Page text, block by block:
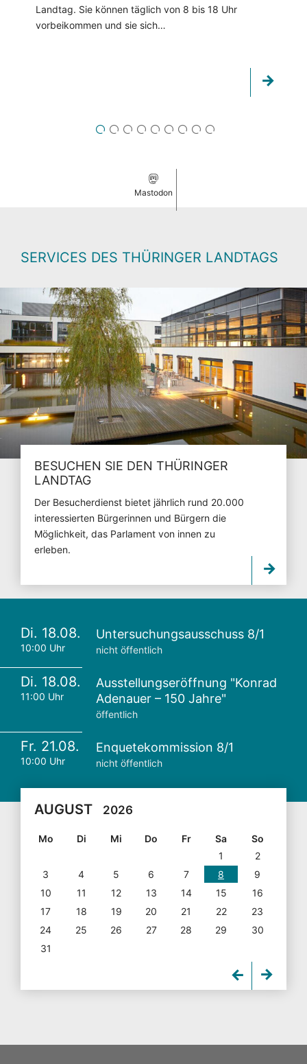
Landtag. Sie können täglich von 8 bis 18 Uhr
vorbeikommen und sie sich…
1 2 3 4 5 6 7 8
Mastodon
SERVICES DES THÜRINGER LANDTAGS
BESUCHEN SIE DEN THÜRINGER
LANDTAG
Der Besucherdienst bietet jährlich rund 20.000
interessierten Bürgerinnen und Bürgern die
Möglichkeit, das Parlament von innen zu
erleben.
Di. 18.08.
10:00 Uhr
Untersuchungsausschuss 8/1
nicht öffentlich
Di. 18.08.
11:00 Uhr
Ausstellungseröffnung "Konrad
Adenauer – 150 Jahre"
öffentlich
Fr. 21.08.
10:00 Uhr
Enquetekommission 8/1
nicht öffentlich
AUGUST 2026
Mo Di Mi Do Fr Sa
So
1
2
3
4 5 6 7 8
9
10
11 12 13 14 15
16
17
18 19 20 21 22
23
24
25 26 27 28 29
30
31